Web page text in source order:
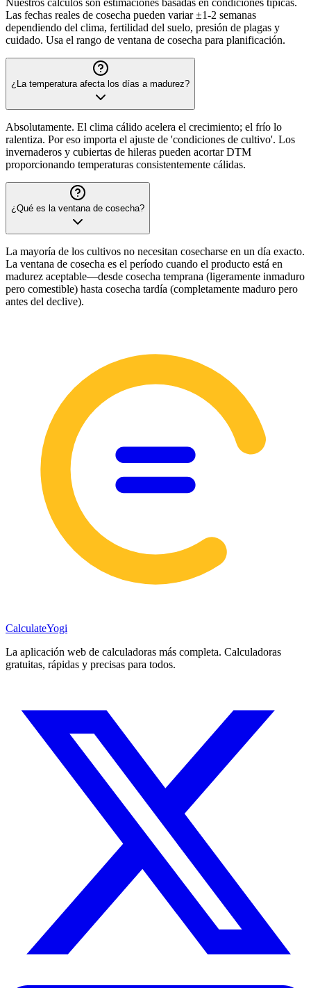
Nuestros cálculos son estimaciones basadas en condiciones típicas.
Las fechas reales de cosecha pueden variar ±1-2 semanas
dependiendo del clima, fertilidad del suelo, presión de plagas y
cuidado. Usa el rango de ventana de cosecha para planificación.
¿La temperatura afecta los días a madurez?
Absolutamente. El clima cálido acelera el crecimiento; el frío lo
ralentiza. Por eso importa el ajuste de 'condiciones de cultivo'. Los
invernaderos y cubiertas de hileras pueden acortar DTM
proporcionando temperaturas consistentemente cálidas.
¿Qué es la ventana de cosecha?
La mayoría de los cultivos no necesitan cosecharse en un día exacto.
La ventana de cosecha es el período cuando el producto está en
madurez aceptable—desde cosecha temprana (ligeramente inmaduro
pero comestible) hasta cosecha tardía (completamente maduro pero
antes del declive).
CalculateYogi
La aplicación web de calculadoras más completa. Calculadoras
gratuitas, rápidas y precisas para todos.